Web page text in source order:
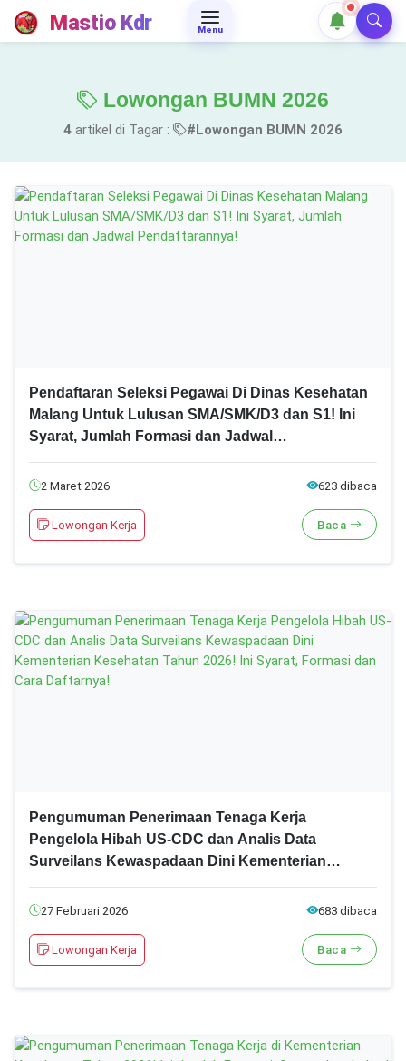
Mastio Kdr Menu
Lowongan BUMN 2026
4 artikel di Tagar : #Lowongan BUMN 2026
Pendaftaran Seleksi Pegawai Di Dinas Kesehatan
Malang Untuk Lulusan SMA/SMK/D3 dan S1! Ini
Syarat, Jumlah Formasi dan Jadwal
2 Maret 2026 623 dibaca
Lowongan Kerja Baca
Pengumuman Penerimaan Tenaga Kerja
Pengelola Hibah US-CDC dan Analis Data
Surveilans Kewaspadaan Dini Kementerian
Cara Daftarnya!
27 Februari 2026 683 dibaca
Lowongan Kerja Baca